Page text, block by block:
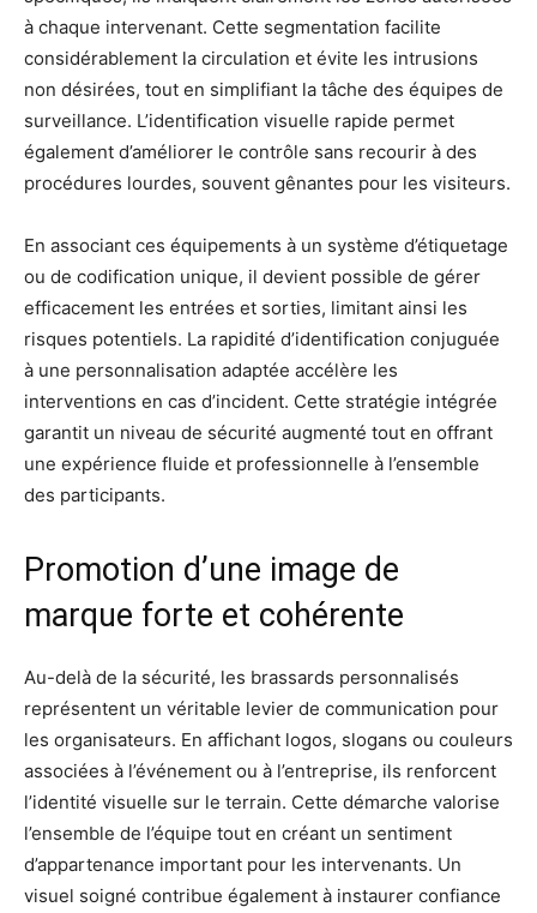
à chaque intervenant. Cette segmentation facilite
considérablement la circulation et évite les intrusions
non désirées, tout en simplifiant la tâche des équipes de
surveillance. L’identification visuelle rapide permet
également d’améliorer le contrôle sans recourir à des
procédures lourdes, souvent gênantes pour les visiteurs.
En associant ces équipements à un système d’étiquetage
ou de codification unique, il devient possible de gérer
efficacement les entrées et sorties, limitant ainsi les
risques potentiels. La rapidité d’identification conjuguée
à une personnalisation adaptée accélère les
interventions en cas d’incident. Cette stratégie intégrée
garantit un niveau de sécurité augmenté tout en offrant
une expérience fluide et professionnelle à l’ensemble
des participants.
Promotion d’une image de
marque forte et cohérente
Au-delà de la sécurité, les brassards personnalisés
représentent un véritable levier de communication pour
les organisateurs. En affichant logos, slogans ou couleurs
associées à l’événement ou à l’entreprise, ils renforcent
l’identité visuelle sur le terrain. Cette démarche valorise
l’ensemble de l’équipe tout en créant un sentiment
d’appartenance important pour les intervenants. Un
visuel soigné contribue également à instaurer confiance